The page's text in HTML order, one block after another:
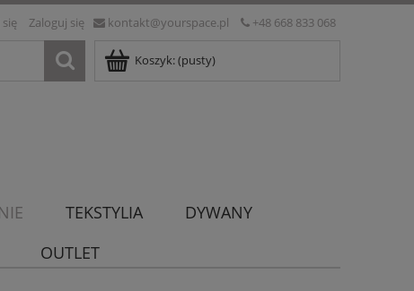
kontakt@yourspace.pl +48 668 833 068
Zaloguj się
Koszyk:(pusty)
TEKSTYLIA
DYWANY
OUTLET